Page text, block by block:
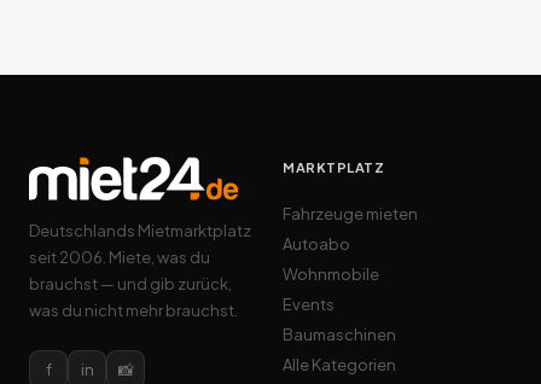
Deutschlands Mietmarktplatz
seit 2006. Miete, was du
brauchst — und gib zurück,
was du nicht mehr brauchst.
f in 📸
MARKTPLATZ
Fahrzeuge mieten
Autoabo
Wohnmobile
Events
Baumaschinen
Alle Kategorien